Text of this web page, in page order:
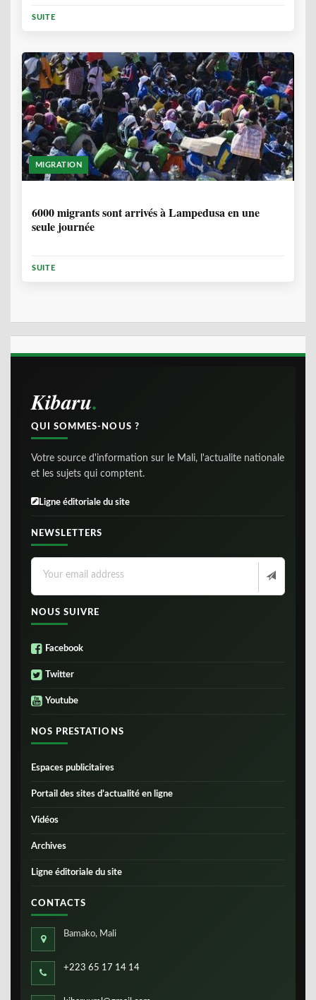
SUITE
MIGRATION
6000 migrants sont arrivés à Lampedusa en une
seule journée
SUITE
Kibaru
QUI SOMMES-NOUS ?
Votre source d'information sur le Mali, l'actualite nationale
et les sujets qui comptent.
Ligne éditoriale du site
NEWSLETTERS
NOUS SUIVRE
Facebook
Twitter
Youtube
NOS PRESTATIONS
Espaces publicitaires
Portail des sites d’actualité en ligne
Vidéos
Archives
Ligne éditoriale du site
CONTACTS
Bamako, Mali
+223 65 17 14 14